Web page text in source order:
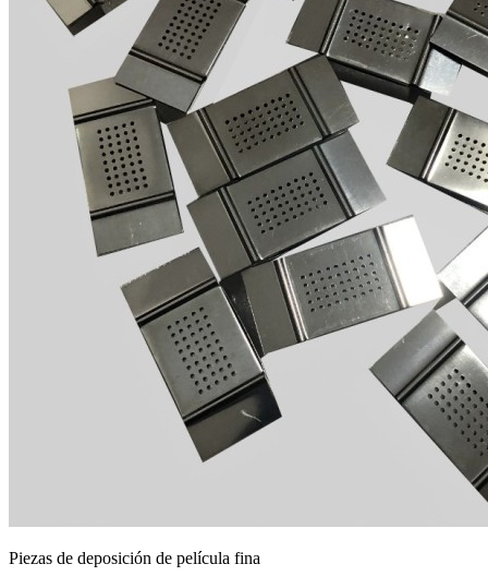
Piezas de deposición de película fina